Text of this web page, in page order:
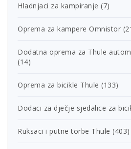
Hladnjaci za kampiranje (7)
Oprema za kampere Omnistor
Dodatna oprema za Thule
(14)
Oprema za bicikle Thule (133)
Dodaci za dječje sjedalice za
Ruksaci i putne torbe Thule (403)